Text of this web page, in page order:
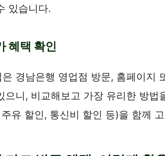
있습니다.
혜택 확인
경남은행 영업점 방문, 홈페이지
으니, 비교해보고 가장 유리한 방
유 할인, 통신비 할인 등)을 함께